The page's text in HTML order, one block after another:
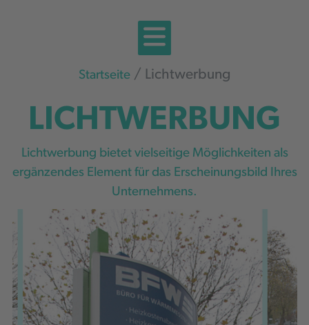
Startseite Lichtwerbung
LICHTWERBUNG
Lichtwerbung bietet vielseitige Möglichkeiten als
ergänzendes Element für das Erscheinungsbild Ihres
Unternehmens.